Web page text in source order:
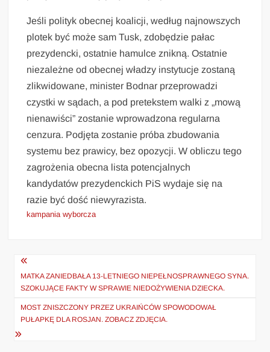
Jeśli polityk obecnej koalicji, według najnowszych
plotek być może sam Tusk, zdobędzie pałac
prezydencki, ostatnie hamulce znikną. Ostatnie
niezależne od obecnej władzy instytucje zostaną
zlikwidowane, minister Bodnar przeprowadzi
czystki w sądach, a pod pretekstem walki z „mową
nienawiści” zostanie wprowadzona regularna
cenzura. Podjęta zostanie próba zbudowania
systemu bez prawicy, bez opozycji. W obliczu tego
zagrożenia obecna lista potencjalnych
kandydatów prezydenckich PiS wydaje się na
razie być dość niewyrazista.
kampania wyborcza
Nawigacja
wpisu
MATKA ZANIEDBAŁA 13-LETNIEGO NIEPEŁNOSPRAWNEGO SYNA.
SZOKUJĄCE FAKTY W SPRAWIE NIEDOŻYWIENIA DZIECKA.
MOST ZNISZCZONY PRZEZ UKRAIŃCÓW SPOWODOWAŁ
PUŁAPKĘ DLA ROSJAN. ZOBACZ ZDJĘCIA.